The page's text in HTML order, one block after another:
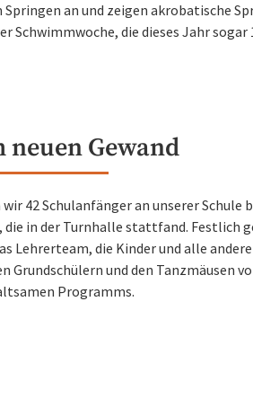
an und zeigen akrobatische
Schwimmwoche, die dieses Jahr sogar
Gewand
42 Schulanfänger an unserer Schule
die in der Turnhalle stattfand. Festlich
Lehrerteam, die Kinder und alle
Grundschülern und den Tanzmäusen
Programms.